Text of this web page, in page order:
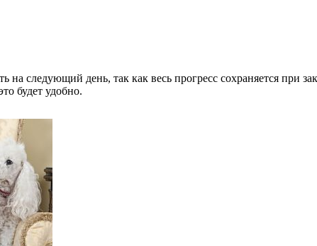
на следующий день, так как весь прогресс сохраняется при
будет удобно.